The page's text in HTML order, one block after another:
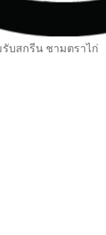
บสกรีน ชามตราไก่